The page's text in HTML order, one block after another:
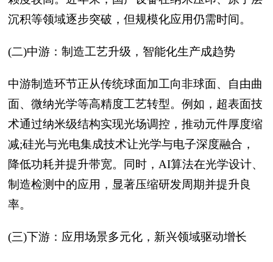
沉积等领域逐步突破，但规模化应用仍需时间。
(二)中游：制造工艺升级，智能化生产成趋势
中游制造环节正从传统球面加工向非球面、自由曲
面、微纳光学等高精度工艺转型。例如，超表面技
术通过纳米级结构实现光场调控，推动元件厚度缩
减;硅光与光电集成技术让光学与电子深度融合，
降低功耗并提升带宽。同时，AI算法在光学设计、
制造检测中的应用，显著压缩研发周期并提升良
率。
(三)下游：应用场景多元化，新兴领域驱动增长